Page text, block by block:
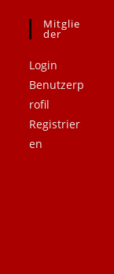
Mitglie
Der
Login
Benutzerp
rofil
Registrier
en